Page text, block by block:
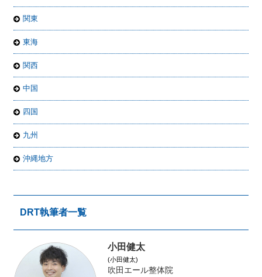
関東
東海
関西
中国
四国
九州
沖縄地方
DRT執筆者一覧
小田健太
(小田健太)
吹田エール整体院